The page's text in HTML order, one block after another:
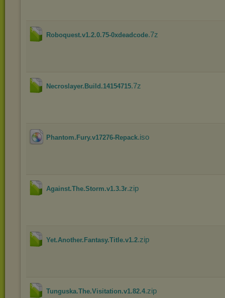
Roboquest.v1.2.0.75-0xdeadcode.7z
Necroslayer.Build.14154715.7z
Phantom.Fury.v17276-Repack.iso
Against.The.Storm.v1.3.3r.zip
Yet.Another.Fantasy.Title.v1.2.zip
Tunguska.The.Visitation.v1.82.4.zip